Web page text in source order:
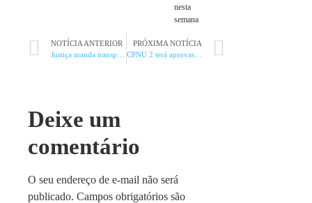
nesta
semana
NOTÍCIA ANTERIOR
PRÓXIMA NOTÍCIA
Deixe um
comentário
O seu endereço de e-mail não será
publicado. Campos obrigatórios são